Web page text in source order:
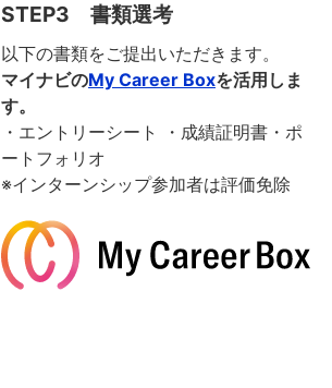
STEP3 書類選考
以下の書類をご提出いただきます。
マイナビのMy Career Boxを活用しま
す。
・エントリーシート ・成績証明書・ポ
ートフォリオ
※インターンシップ参加者は評価免除